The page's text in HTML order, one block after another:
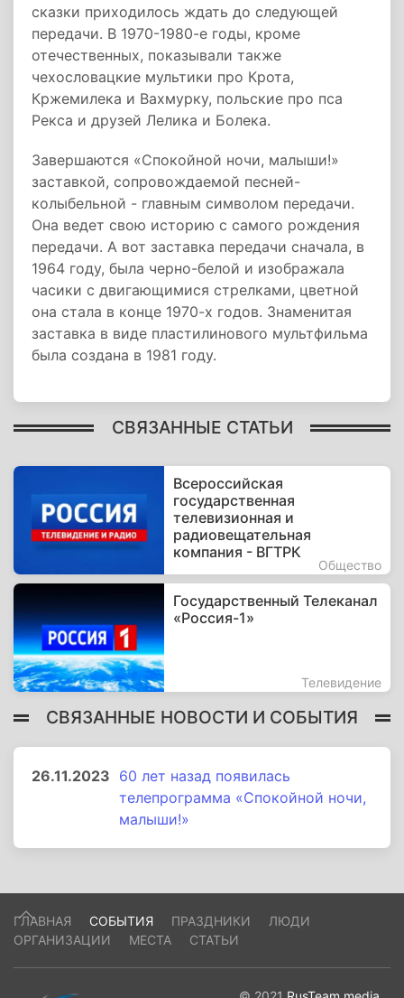
сказки приходилось ждать до следующей
передачи. В 1970-1980-е годы, кроме
отечественных, показывали также
чехословацкие мультики про Крота,
Кржемилека и Вахмурку, польские про пса
Рекса и друзей Лелика и Болека.
Завершаются «Спокойной ночи, малыши!»
заставкой, сопровождаемой песней-
колыбельной - главным символом передачи.
Она ведет свою историю с самого рождения
передачи. А вот заставка передачи сначала, в
1964 году, была черно-белой и изображала
часики с двигающимися стрелками, цветной
она стала в конце 1970-х годов. Знаменитая
заставка в виде пластилинового мультфильма
была создана в 1981 году.
СВЯЗАННЫЕ СТАТЬИ
Всероссийская
государственная
телевизионная и
радиовещательная
компания - ВГТРК
Общество
Государственный Телеканал
«Россия-1»
Телевидение
СВЯЗАННЫЕ НОВОСТИ И СОБЫТИЯ
26.11.2023 60 лет назад появилась
телепрограмма «Спокойной ночи,
малыши!»
ГЛАВНАЯ СОБЫТИЯ ПРАЗДНИКИ
ЛЮДИ
ОРГАНИЗАЦИИ
МЕСТА СТАТЬИ